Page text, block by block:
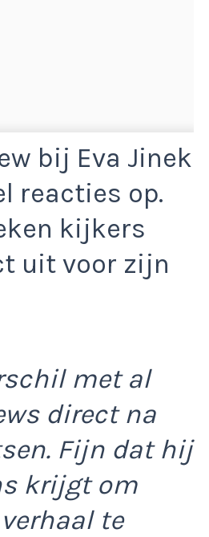
bij Eva Jinek
reacties op.
kijkers
uit voor zijn
met al
direct na
Fijn dat hij
krijgt om
te